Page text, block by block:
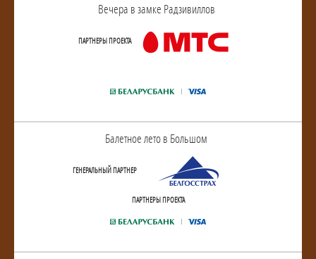
Вечера в замке Радзивиллов
ПАРТНЕРЫ ПРОЕКТА
Балетное лето в Большом
ГЕНЕРАЛЬНЫЙ ПАРТНЕР
ПАРТНЕРЫ ПРОЕКТА